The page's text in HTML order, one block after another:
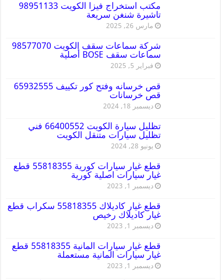
مكتب استخراج فيزا الكويت 98951133
تاشيرة شنغن سريعة
مارس 26, 2025
شركة سماعات سقف الكويت 98577070
سماعات سقف BOSE أصلية
فبراير 5, 2025
قص خرسانه وفتح كور تكييف 65932555
قص خرسانات
ديسمبر 18, 2024
تظليل سيارة الكويت 66400552 فني
تظليل سيارات متنقل الكويت
يونيو 28, 2024
قطع غيار سيارات كورية 55818355 قطع
غيار سيارات اصلية كورية
ديسمبر 1, 2023
قطع غيار كاديلاك 55818355 سكراب قطع
غيار كاديلاك رخيص
ديسمبر 1, 2023
قطع غيار سيارات المانية 55818355 قطع
غيار سيارات المانية مستعملة
ديسمبر 1, 2023